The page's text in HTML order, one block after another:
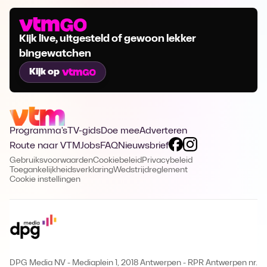
Kijk live, uitgesteld of gewoon lekker
bingewatchen
Kijk op
Programma's TV-gidsDoe meeAdverteren
Route naar VTMJobsFAQNieuwsbrief
GebruiksvoorwaardenCookiebeleid Privacybeleid
ToegankelijkheidsverklaringWedstrijdreglement
Cookie instellingen
DPG Media NV - Mediaplein 1, 2018 Antwerpen - RPR Antwerpen nr.